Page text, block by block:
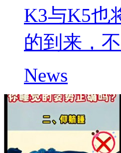
K3与K5也
的到来，
News